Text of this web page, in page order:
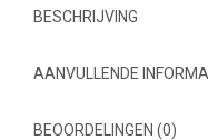
BESCHRIJVING
AANVULLENDE
BEOORDELINGEN (0)